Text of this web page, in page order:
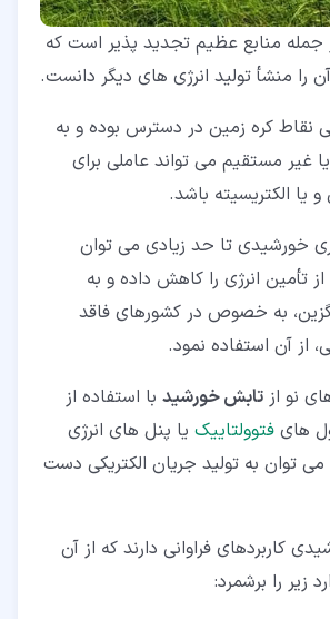
جمله منابع عظیم تجدید پذیر است که
را منشأ تولید انرژی های دیگر دانست.
نقاط کره زمین در دسترس بوده و به
غیر مستقیم می تواند عاملی برای
و یا الکتریسیته باشد.
خورشیدی تا حد زیادی می توان
تأمین انرژی را کاهش داده و به
به خصوص در کشورهای فاقد
از آن استفاده نمود.
نو از تابش خورشید با استفاده از
های فتوولتاییک یا پنل های انرژی
توان به تولید جریان الکتریکی دست
کاربردهای فراوانی دارند که از آن
زیر را برشمرد: